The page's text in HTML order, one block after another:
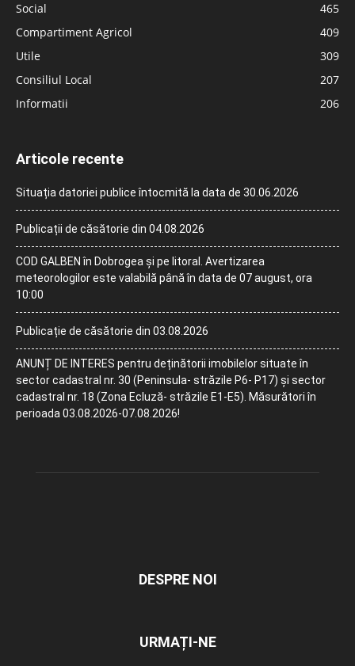
Social
465
Compartiment Agricol
409
Utile
309
Consiliul Local
207
Informatii
206
Articole recente
Situația datoriei publice întocmită la data de 30.06.2026
Publicații de căsătorie din 04.08.2026
COD GALBEN în Dobrogea și pe litoral. Avertizarea
meteorologilor este valabilă până în data de 07 august, ora
10:00
Publicație de căsătorie din 03.08.2026
ANUNȚ DE INTERES pentru deținătorii imobilelor situate în
sector cadastral nr. 30 (Peninsula- străzile P6- P17) și sector
cadastral nr. 18 (Zona Ecluză- străzile E1-E5). Măsurători în
perioada 03.08.2026-07.08.2026!
DESPRE NOI
URMAȚI-NE